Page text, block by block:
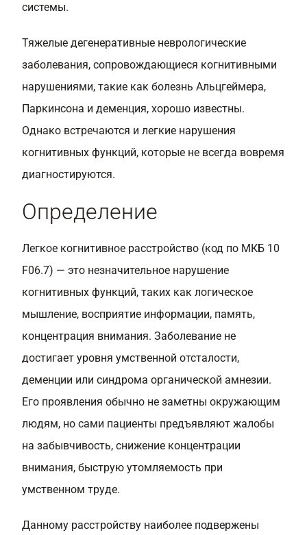
системы.
Тяжелые дегенеративные неврологические
заболевания, сопровождающиеся когнитивными
нарушениями, такие как болезнь Альцгеймера,
Паркинсона и деменция, хорошо известны.
Однако встречаются и легкие нарушения
когнитивных функций, которые не всегда вовремя
диагностируются.
Определение
Легкое когнитивное расстройство (код по МКБ 10
F06.7) — это незначительное нарушение
когнитивных функций, таких как логическое
мышление, восприятие информации, память,
концентрация внимания. Заболевание не
достигает уровня умственной отсталости,
деменции или синдрома органической амнезии.
Его проявления обычно не заметны окружающим
людям, но сами пациенты предъявляют жалобы
на забывчивость, снижение концентрации
внимания, быструю утомляемость при
умственном труде.
Данному расстройству наиболее подвержены